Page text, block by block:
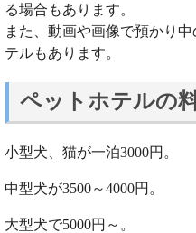
る場合もあります。
また、動画や画像で預かり
テルもあります。
ペットホテルの
小型犬、猫が一泊3000円。
中型犬が3500～4000円。
大型犬で5000円～。